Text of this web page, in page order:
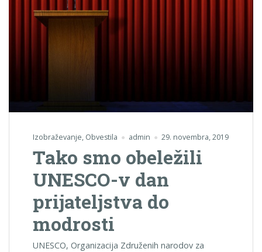
Izobraževanje, Obvestila admin 29. novembra, 2019
Tako smo obeležili
UNESCO-v dan
prijateljstva do
modrosti
UNESCO, Organizacija Združenih narodov za